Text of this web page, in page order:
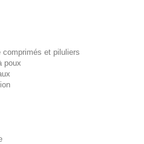
comprimés et piluliers
poux